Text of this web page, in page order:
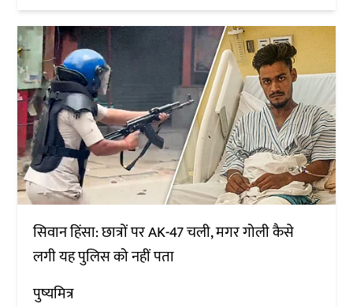
सिवान हिंसा: छात्रों पर AK-47 चली, मगर गोली कैसे
लगी यह पुलिस को नहीं पता
पुष्यमित्र